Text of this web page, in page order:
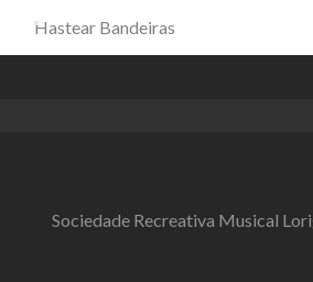
Hastear Bandeiras
Sociedade Recreativa Musical